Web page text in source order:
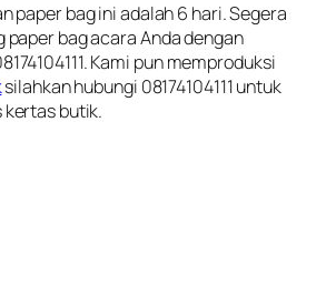
paper bag ini adalah 6 hari. Segera
paper bag acara Anda dengan
Kami pun memproduksi
silahkan hubungi 08174104111 untuk
kertas butik.